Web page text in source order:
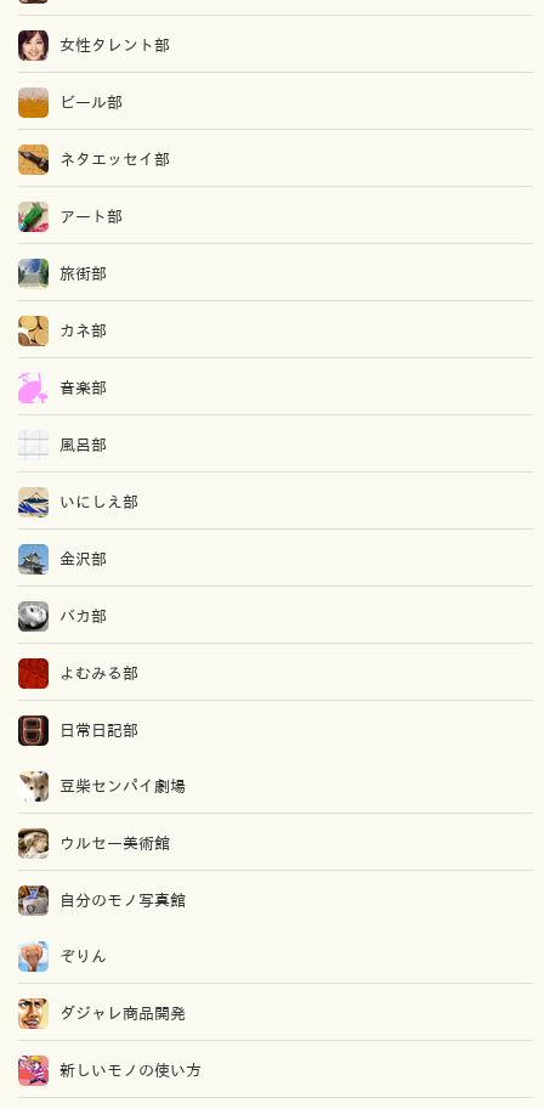
女性タレント部
ビール部
ネタエッセイ部
アート部
旅街部
カネ部
音楽部
風呂部
いにしえ部
金沢部
バカ部
よむみる部
日常日記部
豆柴センパイ劇場
ウルセー美術館
自分のモノ写真館
ぞりん
ダジャレ商品開発
新しいモノの使い方